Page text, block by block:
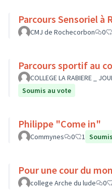
Parcours Sensoriel à
CMJ de Rochecorbon 0
Parcours sportif au
COLLEGE LA RABIERE _
Soumis au vote
Philippe "Come in"
Commynes 0 1
Pour une cour du
college Arche du lude 0